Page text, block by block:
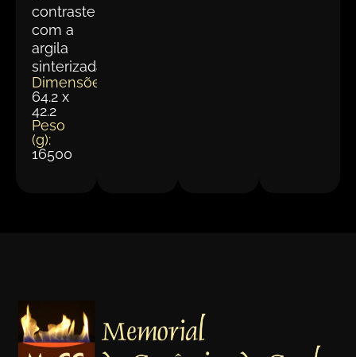
contraste
com a
argila
sinterizada.
Dimensões(cm):
64.2 x
42.2
Peso
(g):
16500